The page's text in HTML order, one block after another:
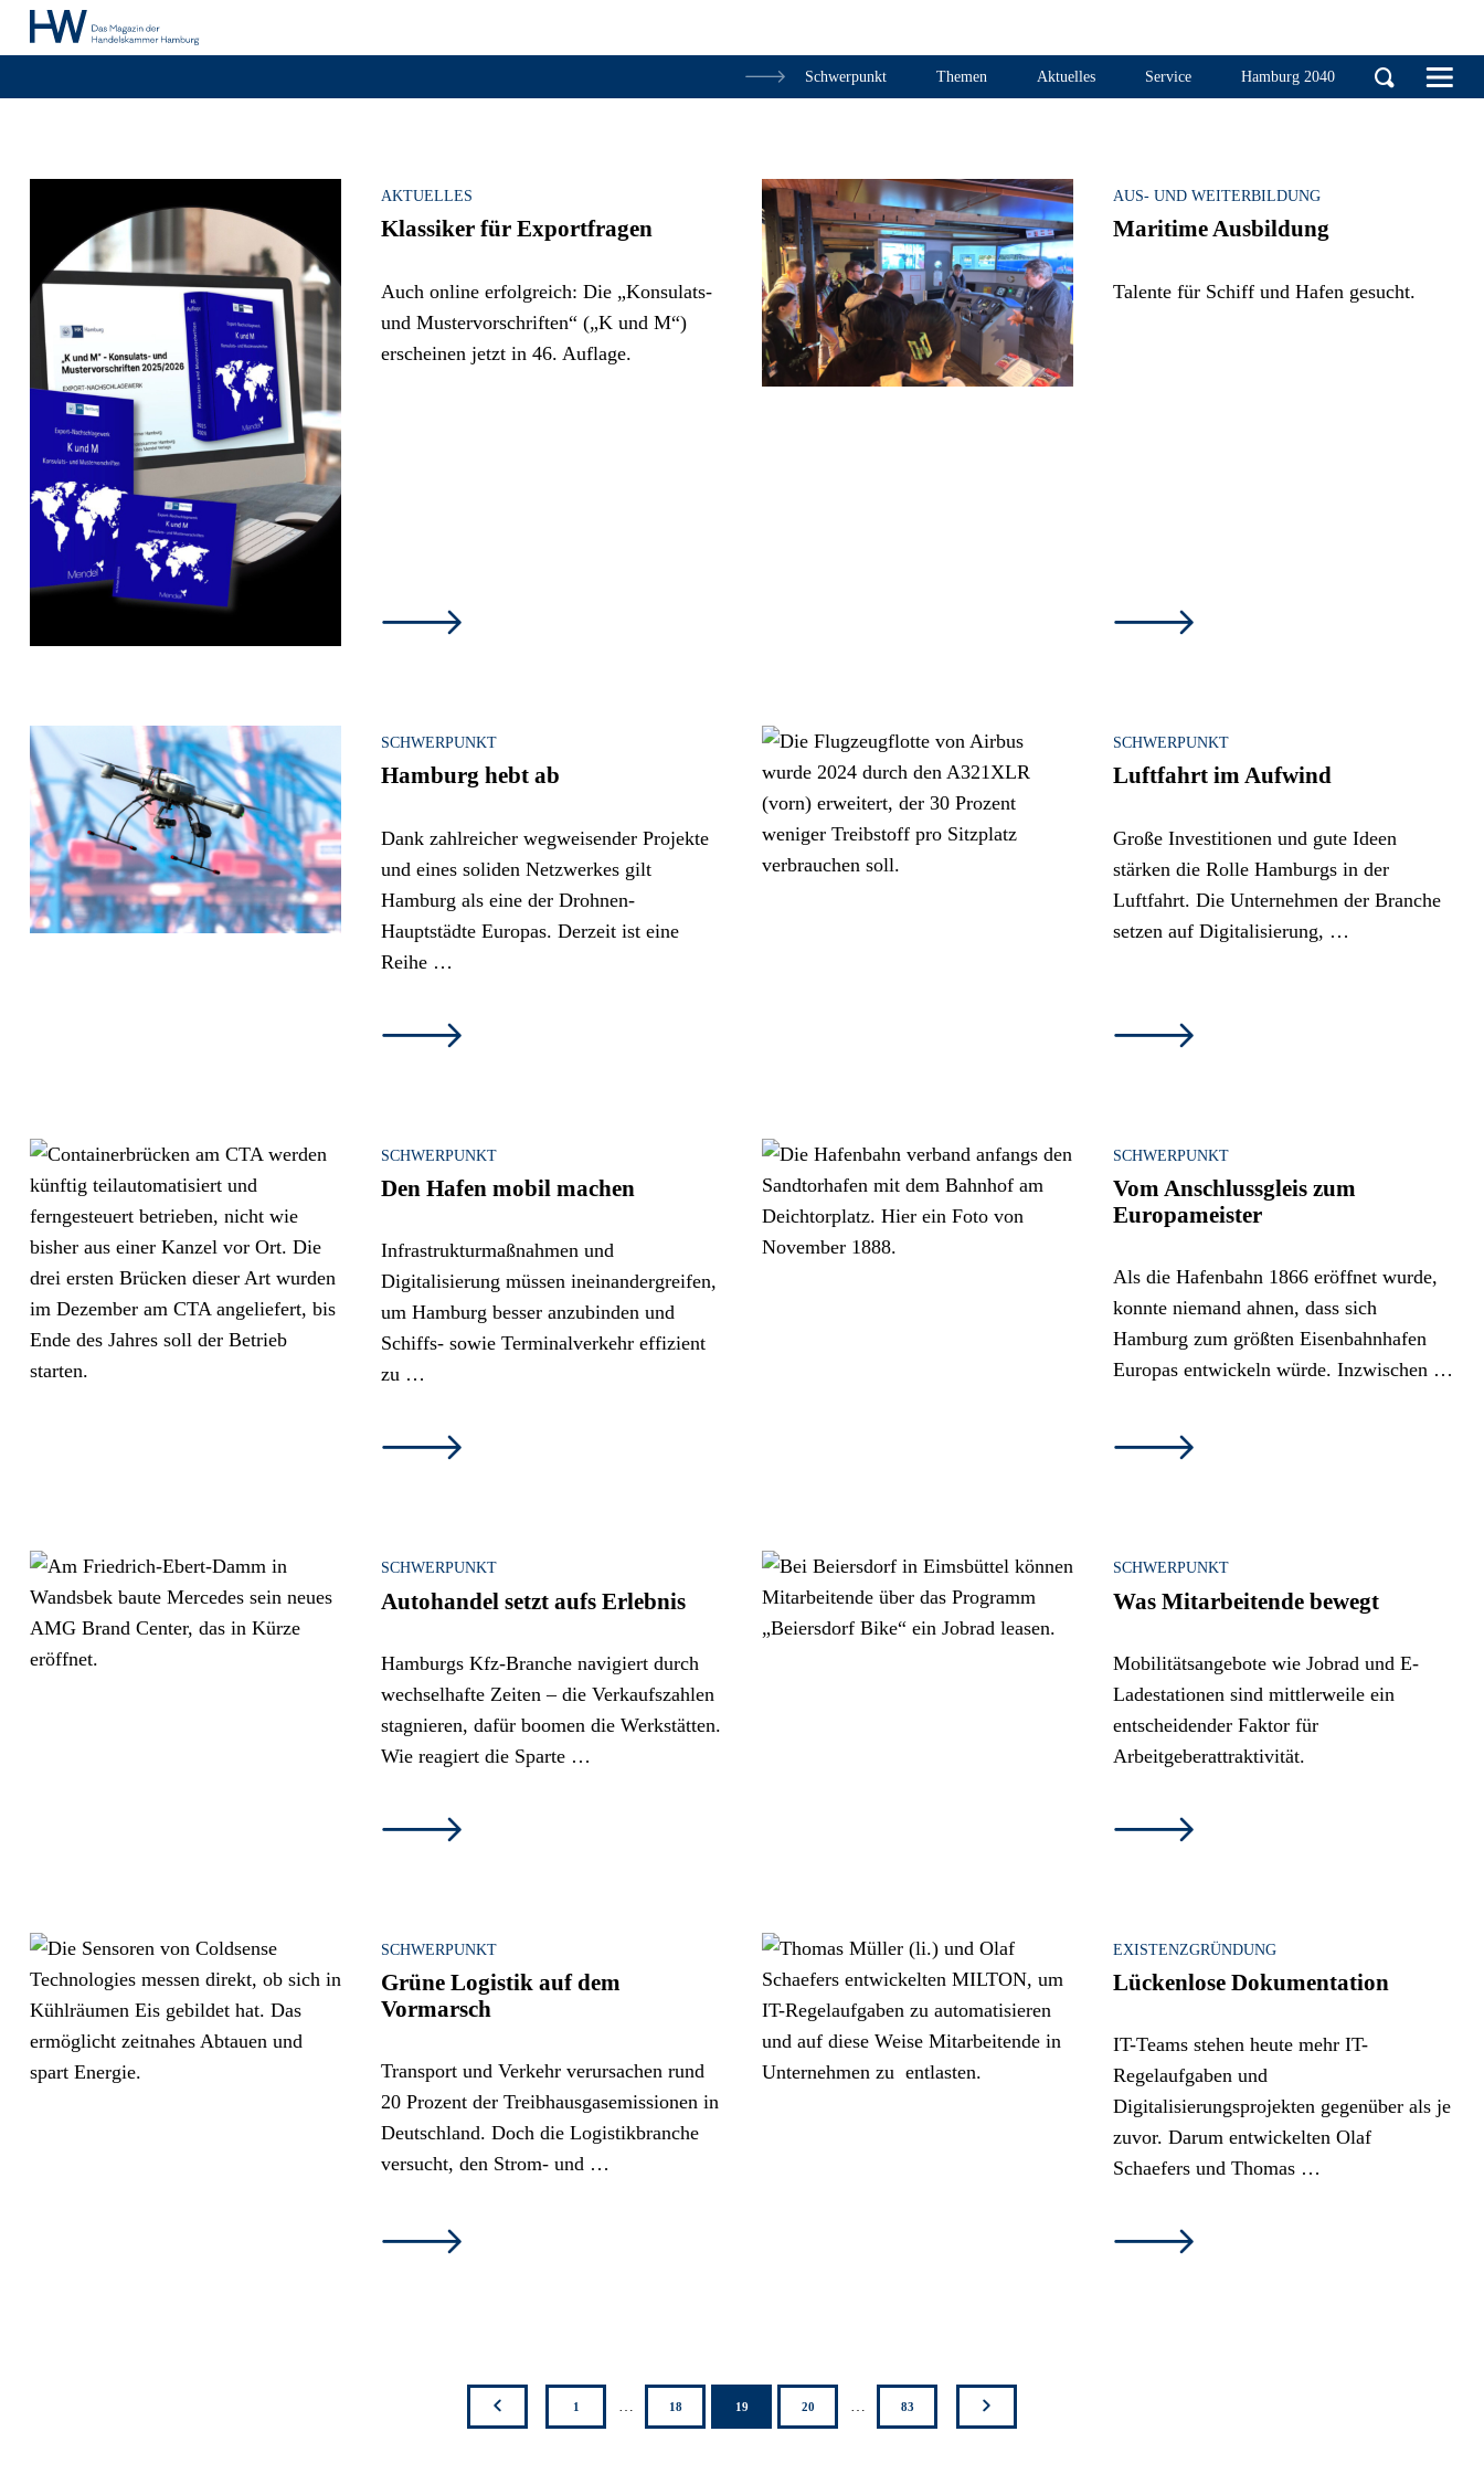
Handelskammer
Schwerpunkt Themen Aktuelles Service Hamburg 2040
Archiv, Seite 19AKTUELLES
Klassiker für Exportfragen
Auch online erfolgreich: Die „Konsulats-
und Mustervorschriften“ („K und M“)
erscheinen jetzt in 46. Auflage.
AUS- UND WEITERBILDUNG
Maritime Ausbildung
Talente für Schiff und Hafen gesucht.
SCHWERPUNKT
Hamburg hebt ab
Dank zahlreicher wegweisender Projekte
und eines soliden Netzwerkes gilt
Hamburg als eine der Drohnen-
Hauptstädte Europas. Derzeit ist eine
Reihe …
SCHWERPUNKT
Luftfahrt im Aufwind
Große Investitionen und gute Ideen
stärken die Rolle Hamburgs in der
Luftfahrt. Die Unternehmen der Branche
setzen auf Digitalisierung, …
SCHWERPUNKT
Den Hafen mobil machen
Infrastrukturmaßnahmen und
Digitalisierung müssen ineinandergreifen,
um Hamburg besser anzubinden und
Schiffs- sowie Terminalverkehr effizient
zu …
SCHWERPUNKT
Vom Anschlussgleis zum
Europameister
Als die Hafenbahn 1866 eröffnet wurde,
konnte niemand ahnen, dass sich
Hamburg zum größten Eisenbahnhafen
Europas entwickeln würde. Inzwischen …
SCHWERPUNKT
Autohandel setzt aufs Erlebnis
Hamburgs Kfz-Branche navigiert durch
wechselhafte Zeiten – die Verkaufszahlen
stagnieren, dafür boomen die Werkstätten.
Wie reagiert die Sparte …
SCHWERPUNKT
Was Mitarbeitende bewegt
Mobilitätsangebote wie Jobrad und E-
Ladestationen sind mittlerweile ein
entscheidender Faktor für
Arbeitgeberattraktivität.
SCHWERPUNKT
Grüne Logistik auf dem
Vormarsch
Transport und Verkehr verursachen rund
20 Prozent der Treibhausgasemissionen in
Deutschland. Doch die Logistikbranche
versucht, den Strom- und …
EXISTENZGRÜNDUNG
Lückenlose Dokumentation
IT-Teams stehen heute mehr IT-
Regelaufgaben und
Digitalisierungsprojekten gegenüber als je
zuvor. Darum entwickelten Olaf
Schaefers und Thomas …
zutück 1 … 18 19 20 … 83 weiter